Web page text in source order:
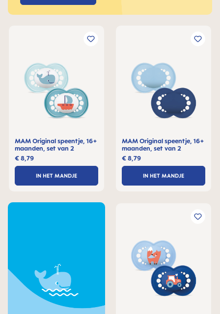
MAM Original speentje, 16+
maanden, set van 2
€ 8,79
IN HET MANDJE
MAM Original speentje, 16+
maanden, set van 2
€ 8,79
IN HET MANDJE